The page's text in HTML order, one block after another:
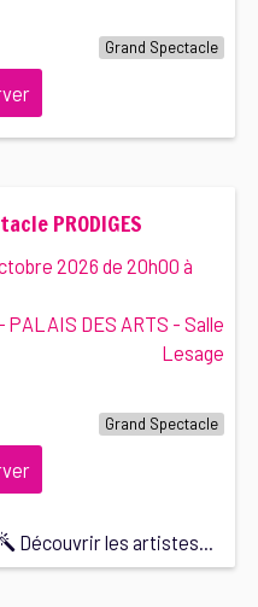
Grand Spectacle
PRODIGES
2026 de 20h00 à
PALAIS DES ARTS - Salle
Lesage
Grand Spectacle
Découvrir les artistes...